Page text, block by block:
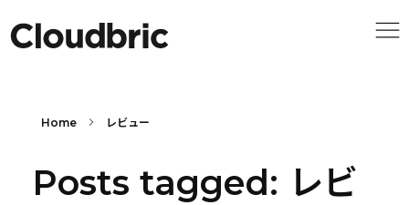
Home レビュー
Posts tagged: レビ